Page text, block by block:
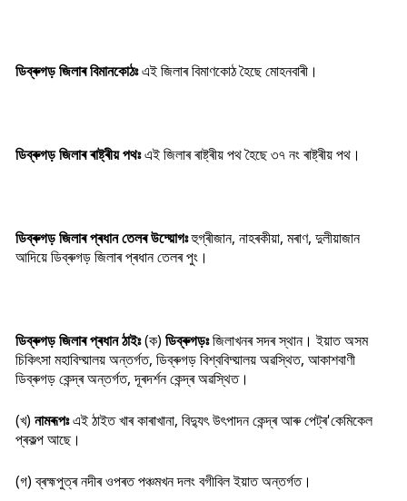
ডিব্ৰুগড় জিলাৰ বিমানকোঠঃএই জিলাৰ বিমাণকোঠ হৈছে মোহনবাৰী।
ডিব্ৰুগড় জিলাৰ ৰাষ্ট্ৰীয় পথঃএই জিলাৰ ৰাষ্ট্ৰীয় পথ হৈছে ৩৭ নং ৰাষ্ট্ৰীয় পথ।
ডিব্ৰুগড় জিলাৰ প্ৰধান তেলৰ উদ্য়োগঃহুগ্ৰীজান, নাহৰকীয়া, মৰাণ, দুলীয়াজান
আদিয়ে ডিব্ৰুগড় জিলাৰ প্ৰধান তেলৰ পুং।
ডিব্ৰুগড় জিলাৰ প্ৰধান ঠাইঃ(ক) ডিব্ৰুগড়ঃজিলাখনৰ সদৰ স্থান। ইয়াত অসম
চিকিৎসা মহাবিদ্য়ালয় অন্তৰ্গত, ডিব্ৰুগড় বিশ্ববিদ্য়ালয় অৱস্থিত, আকাশবাণী
ডিব্ৰুগড় কেন্দ্ৰ অন্তৰ্গত, দূৰদৰ্শন কেন্দ্ৰ অৱস্থিত।
(খ) নামৰূপঃএই ঠাইত খাৰ কাৰাখানা, বিদ্যুৎ উৎপাদন কেন্দ্ৰ আৰু পেট্ৰ'কেমিকেল
প্ৰকল্প আছে।
(গ) ব্ৰহ্মপুত্ৰ নদীৰ ওপৰত পঞ্চমখন দলং বগীবিল ইয়াত অন্তৰ্গত।